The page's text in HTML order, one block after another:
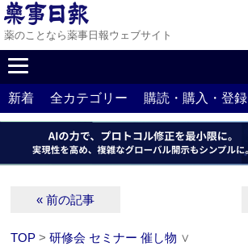
薬のことなら薬事日報ウェブサイト
新着 全カテゴリー 購読・購入・登録
« 前の記事
TOP >研修会 セミナー 催し物 ∨